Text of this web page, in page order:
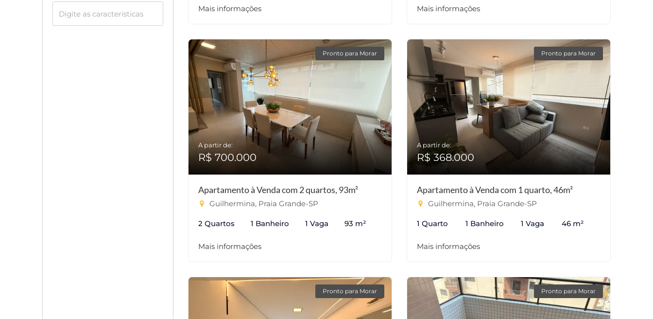
Mais informações Mais informações
Pronto para Morar
A partir de:
R$ 700.000
Apartamento à Venda com 2 quartos, 93m²
Guilhermina, Praia Grande-SP
2 Quartos 1 Banheiro 1 Vaga 93 m²
Mais informações
Pronto para Morar
A partir de:
R$ 368.000
Apartamento à Venda com 1 quarto, 46m²
Guilhermina, Praia Grande-SP
1 Quarto 1 Banheiro 1 Vaga 46 m²
Mais informações
Pronto para Morar Pronto para Morar